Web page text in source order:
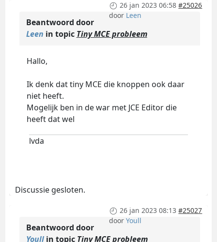
26 jan 2023 06:58 #25026
door Leen
Beantwoord door
Leen in topic Tiny MCE probleem
Hallo,
Ik denk dat tiny MCE die knoppen ook daar
niet heeft.
Mogelijk ben in de war met JCE Editor die
heeft dat wel
lvda
Discussie gesloten.
26 jan 2023 08:13 #25027
doorYoull
Beantwoord door
Youllin topic Tiny MCE probleem